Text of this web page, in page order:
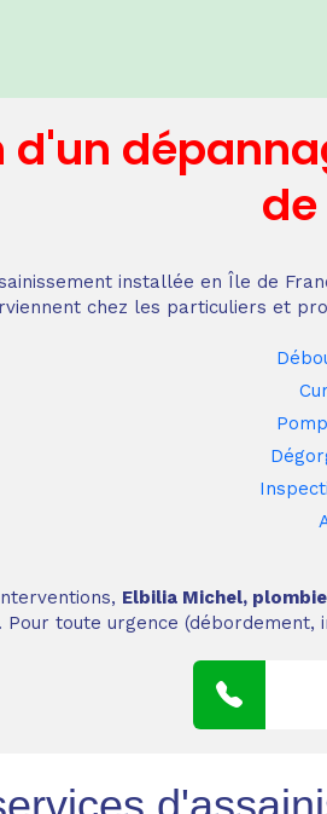
d'un
installée en Île de
chez les particuliers et
Elbilia Michel,
Pour toute urgence (débordement,